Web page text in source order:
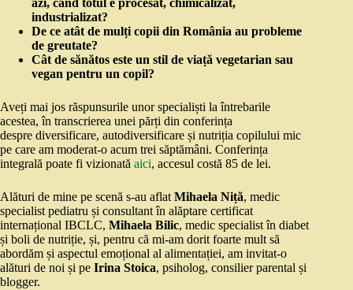
azi, când totul e procesat, chimicalizat,
industrializat?
De ce atât de mulți copii din România au probleme
de greutate?
Cât de sănătos este un stil de viață vegetarian sau
vegan pentru un copil?
Aveți mai jos răspunsurile unor specialiști la întrebarile
acestea, în transcrierea unei părți din conferința
despre diversificare, autodiversificare și nutriția copilului mic
pe care am moderat-o acum trei săptămâni. Conferința
integrală poate fi vizionată aici, accesul costă 85 de lei.
Alături de mine pe scenă s-au aflat Mihaela Niță, medic
specialist pediatru și consultant în alăptare certificat
internațional IBCLC, Mihaela Bilic, medic specialist în diabet
și boli de nutriție, și, pentru că mi-am dorit foarte mult să
abordăm și aspectul emoțional al alimentației, am invitat-o
alături de noi și pe Irina Stoica, psiholog, consilier parental și
blogger.